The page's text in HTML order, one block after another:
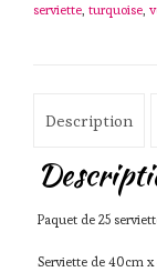
serviette, turquoise,
Description
Paquet de 25
Serviette de 40cm